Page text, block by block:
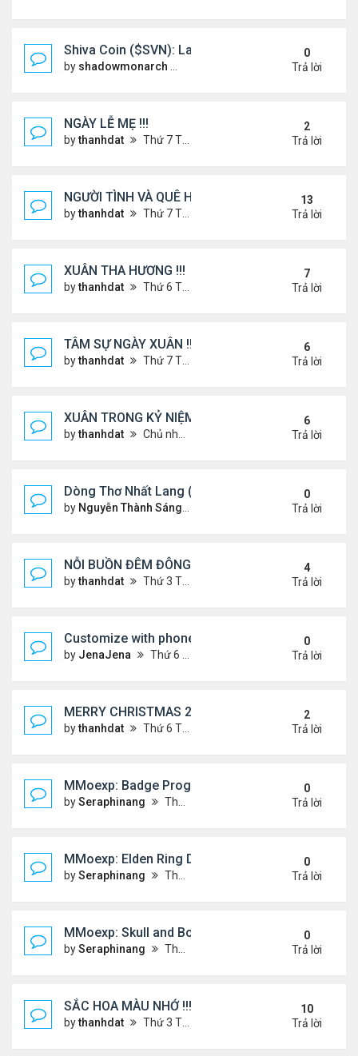
Shiva Coin ($SVN): Launching a Spiritually
by shadowmonarch Thứ 2 Tháng 5 19, 2025 7:01 am
0
Trả lời
NGÀY LỄ MẸ !!!
bythanhdat Thứ 7 Tháng 5 10, 2025 4:21 pm
2
Trả lời
NGƯỜI TÌNH VÀ QUÊ HƯƠNG
bythanhdat Thứ 7 Tháng 7 13, 2024 12:55 pm
13
Trả lời
XUÂN THA HƯƠNG !!!
bythanhdat Thứ 6 Tháng 1 24, 2025 2:26 am
7
Trả lời
TÂM SỰ NGÀY XUÂN !!!
bythanhdat Thứ 7 Tháng 1 25, 2025 10:28 am
6
Trả lời
XUÂN TRONG KỶ NIỆM !!!
bythanhdat Chủ nhật Tháng 1 19, 2025 9:05 am
6
Trả lời
Dòng Thơ Nhất Lang (Nguyễn Thành Sáng) - 1
by Nguyễn Thành Sáng Thứ 6 Tháng 1 24, 2025 9:09
0
Trả lời
NỖI BUỒN ĐÊM ĐÔNG !!!
bythanhdat Thứ 3 Tháng 12 24, 2024 9:44 am
4
Trả lời
Customize with phone ringtones
by JenaJena Thứ 6 Tháng 1 03, 2025 1:20 am
0
Trả lời
MERRY CHRISTMAS 2024 & HAPPY NEW YEAR
bythanhdat Thứ 6 Tháng 12 20, 2024 2:25 pm
2
Trả lời
MMoexp: Badge Progression in NBA 2K25 is
bySeraphinang Thứ 3 Tháng 11 26, 2024 7:47 pm
0
Trả lời
MMoexp: Elden Ring DLC: Investigating the Giant
bySeraphinang Thứ 3 Tháng 11 26, 2024 7:47 pm
0
Trả lời
MMoexp: Skull and Bones Season 3: An Exciting
bySeraphinang Thứ 3 Tháng 11 26, 2024 7:46 pm
0
Trả lời
SẮC HOA MÀU NHỚ !!!
bythanhdat Thứ 3 Tháng 7 23, 2024 4:02 pm
10
Trả lời